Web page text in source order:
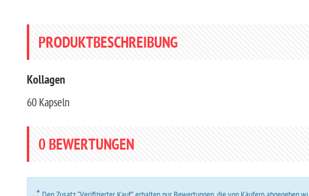
PRODUKTBESCHREIBUNG
Kollagen
60 Kapseln
0 BEWERTUNGEN